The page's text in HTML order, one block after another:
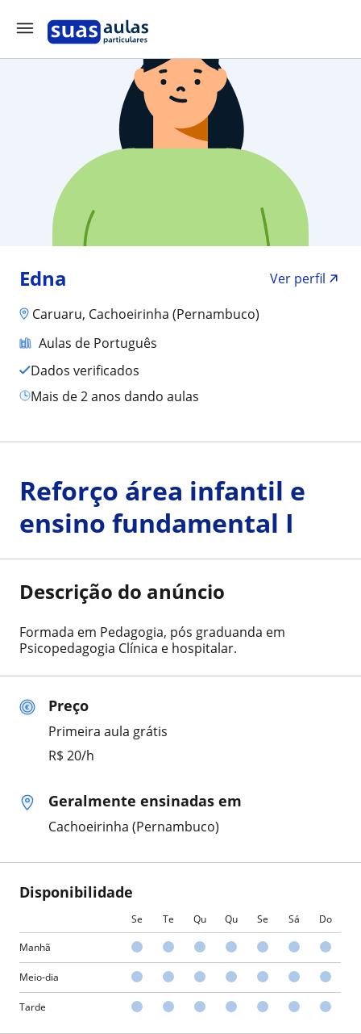
Edna
Ver perfil
Caruaru, Cachoeirinha (Pernambuco)
Aulas de Português
Dados verificados
mais de 2 anos dando aulas
Preço
Primeira aula grátis
R$ 20/h
Geralmente ensinadas em
Cachoeirinha (Pernambuco)
Disponibilidade
Se Te Qu Qu Se Sá Do
Manhã
Meio-dia
Tarde
Reforço área infantil e
ensino fundamental I
Descrição do anúncio
Formada em Pedagogia, pós graduanda em
Psicopedagogia Clínica e hospitalar.